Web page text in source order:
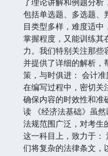
包括单选题、多选题、
目类型多样，难度适
掌握程度，又能训练其
力。我们特别关注那些
并提供了详细的解析，
策，与时俱进： 会计
在编写过程中，密切关
确保内容的时效性和准
读 《经济法基础》虽
法规范围广泛，对考生
这一科目上，致力于：
们将复杂的法律条文，